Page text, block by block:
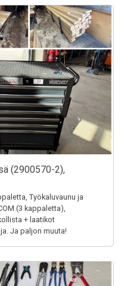
(2900570-2),
Työkaluvaunu ja
(3 kappaletta),
+ laatikot
Ja paljon muuta!